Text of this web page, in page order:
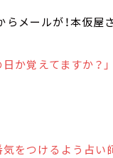
メールが！本仮屋
か覚えてますか？」
をつけるよう占い